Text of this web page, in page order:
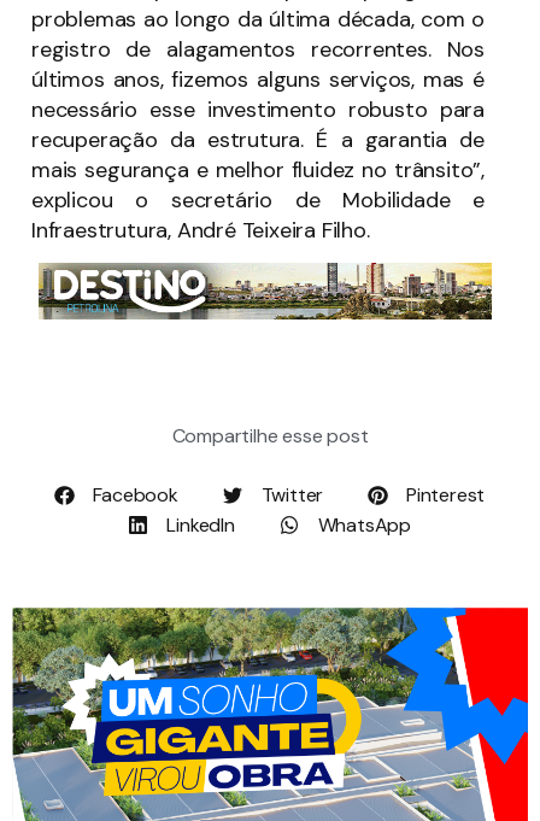
problemas ao longo da última década, com o
registro de alagamentos recorrentes. Nos
últimos anos, fizemos alguns serviços, mas é
necessário esse investimento robusto para
recuperação da estrutura. É a garantia de
mais segurança e melhor fluidez no trânsito”,
explicou o secretário de Mobilidade e
Infraestrutura, André Teixeira Filho.
Compartilhe esse post
Facebook Twitter
Pinterest
LinkedIn
WhatsApp